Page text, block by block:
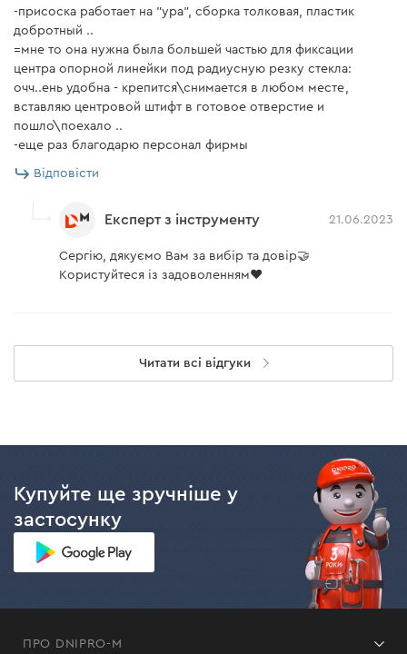
-присоска работает на "ура", сборка толковая, пластик
добротный ..
=мне то она нужна была большей частью для фиксации
центра опорной линейки под радиусную резку стекла:
очч..ень удобна - крепится\снимается в любом месте,
вставляю центровой штифт в готовое отверстие и
пошло\поехало ..
-еще раз благодарю персонал фирмы
Відповісти
Експерт з інструменту 21.06.2023
Сергію, дякуємо Вам за вибір та довір🤝
Користуйтеся із задоволенням❤️
Читати всі відгуки
Купуйте ще зручніше у
застосунку
ПРО DNIPRO-M